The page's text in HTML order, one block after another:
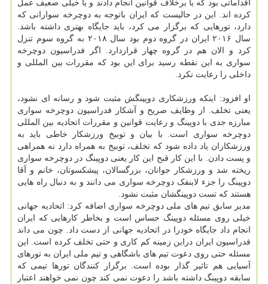
اقداماتی بود که یا برخلاف قوانین انجام دادند و یا خیلی ضعیف عمل
کرده اند. این در حالیست که ایران باتوجه به دوچرخه سوارانی که
دارد، تورهایی که برگزار می کرد، باید جایگاه بهتری داشته باشد.
سال ۲۰۱۶ ایران در گروه دوم بود سال ۲۰۱۸ به گروه سوم تنزل
کرد و الان هم در گروه چهار قراردارد. اگر فدراسیون دوچرخه
سواری به این نقطه رسید برای این بود که مقررات بین المللی و
داخلی را رعایت نکرد.
او افزود: اینکه ورزشکاری دوپینگش مثبت شود و رسانه ای نشود،
یعنی تخلف. از وظایف صریح و آشکار فدراسیون دوچرخه سواری
مبارزه جدی با دوپینگ و رعایت قوانین و مقررات اتحادیه بین المللی
دوچرخه سواری است. با بیان و توبیخ ورزشکار خاطی باید به
ورزشکاران یاد داده شود که تخلف، توبیخ به همراه دارد نه همراهی
و پست دادن. با این کار قبح این کار یعنی دوپینگ در دوچرخه سواری
ریخته شد و ورزشکار جوانان، بزرگسالان، پیشکسوتان، خانم و آقا
دوپینگ را جزء لاینفک دوچرخه سواری می دانند و به دنبال راه هایی
هستند که تست دوپینگشان مثبت نشود.
مدیر سابق تیم های ملی دوچرخه سواری اضافه کرد: اتحادیه جهانی
خیلی روی مسئله دوپینگ حساس است و بخاطر کارهایی که ایران
انجام داد جایگاه خودرا در اتحادیه جهانی از دست داد. چون می داند
فدراسیون ایران دراین زمینه کم کاری و حتی تخلف کرده است. این
مسئله حتی روی دعوت تیم های باشگاهی و تیم ملی ایران به تورهای
آسیایی هم تاثیر گذار بوده است. برگزار کنندگان تورها تیمی که
سابقه دوپینگ داشته باشد را دعوت نمی کند چون نمی خواهند اعتبار